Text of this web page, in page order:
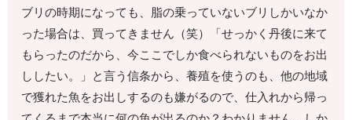
ブリの時期になっても、脂の乗っていないブリしかいなか
った場合は、買ってきません（笑）「せっかく丹後に来て
もらったのだから、今ここでしか食べられないものをお出
ししたい。」と言う信条から、養殖を使うのも、他の地域
で獲れた魚をお出しするのも嫌がるので、仕入れから帰っ